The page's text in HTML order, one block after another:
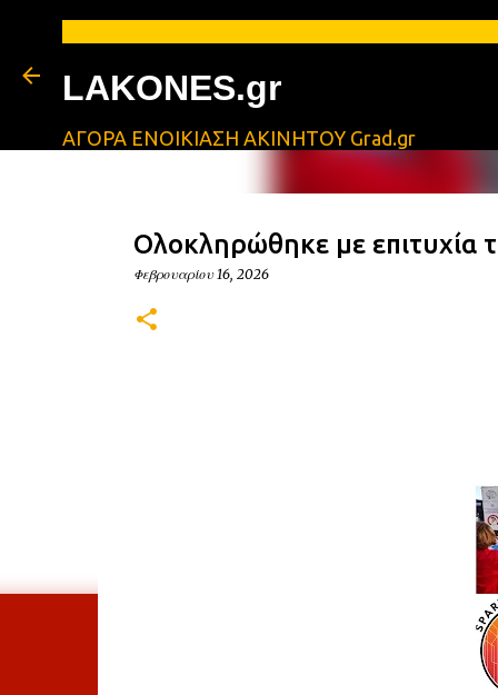
LAKONES.gr
ΑΓΟΡΑ ΕΝΟΙΚΙΑΣΗ ΑΚΙΝΗΤΟΥ Grad.gr
Ολοκληρώθηκε με επιτυχία
Φεβρουαρίου 16, 2026